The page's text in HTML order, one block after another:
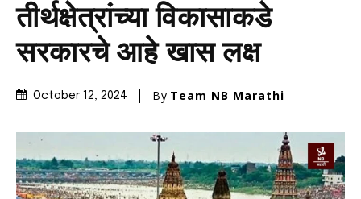
तीर्थक्षेत्रांच्या विकासाकडे
सरकारचे आहे खास लक्ष
October 12, 2024 By Team NB Marathi